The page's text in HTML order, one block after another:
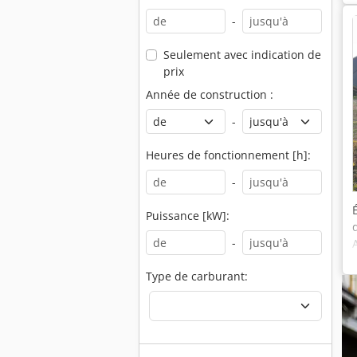
-
Seulement avec indication de
prix
Année de construction :
-
Heures de fonctionnement [h]:
-
Puissance [kW]:
-
Type de carburant: